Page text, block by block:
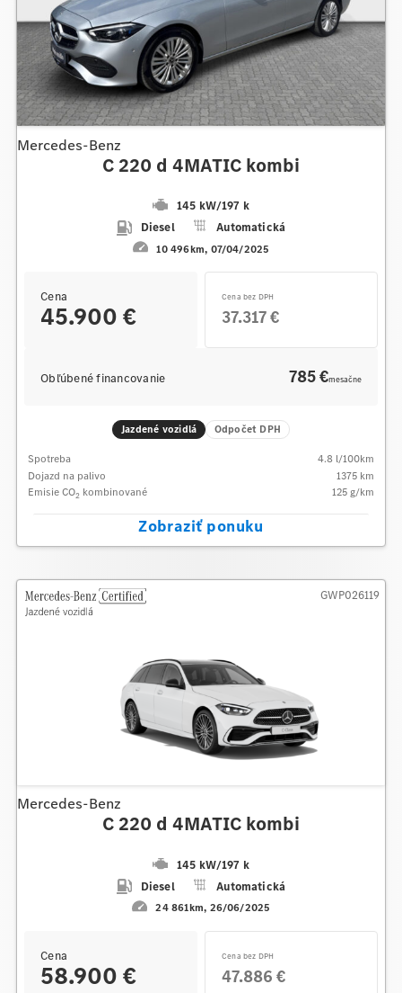
Mercedes-Benz
C 220 d 4MATIC kombi
145 kW/197 k
Diesel
Automatická
10 496km 07/04/2025
Cena
45.900 €
Cena bez DPH
37.317 €
Obľúbené financovanie 785 €mesačne
Jazdené vozidlá Odpočet DPH
Spotreba 4.8 l/100km
Dojazd na palivo
1375 km
Emisie CO2 kombinované 125 g/km
Zobraziť ponuku
Mercedes-Benz
C 220 d 4MATIC kombi
145 kW/197 k
Diesel
Automatická
24 861km 26/06/2025
GWP026119
Cena
58.900 €
Cena bez DPH
47.886 €